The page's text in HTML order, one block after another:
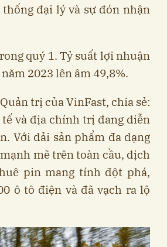
đại lý và sự đón nhận
quý 1. Tỷ suất lợi nhuận
2023 lên âm 49,8%.
trị của VinFast, chia sẻ:
và địa chính trị đang diễn
Với dải sản phẩm đa dạng
mẽ trên toàn cầu, dịch
pin mang tính đột phá,
ô tô điện và đã vạch ra lộ